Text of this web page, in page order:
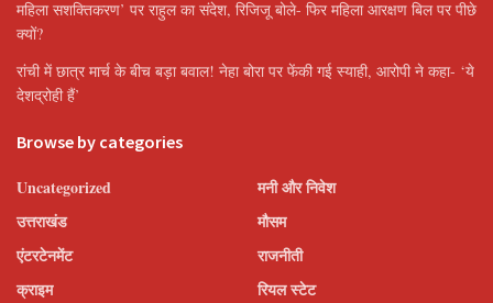
महिला सशक्तिकरण’ पर राहुल का संदेश, रिजिजू बोले- फिर महिला आरक्षण बिल पर पीछे
क्यों?
रांची में छात्र मार्च के बीच बड़ा बवाल! नेहा बोरा पर फेंकी गई स्याही, आरोपी ने कहा- ‘ये
देशद्रोही हैं’
Browse by categories
Uncategorized
उत्तराखंड
एंटरटेनमेंट
क्राइम
मनी और निवेश
मौसम
राजनीती
रियल स्टेट